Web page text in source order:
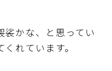
裟かな、と思ってい
れています。